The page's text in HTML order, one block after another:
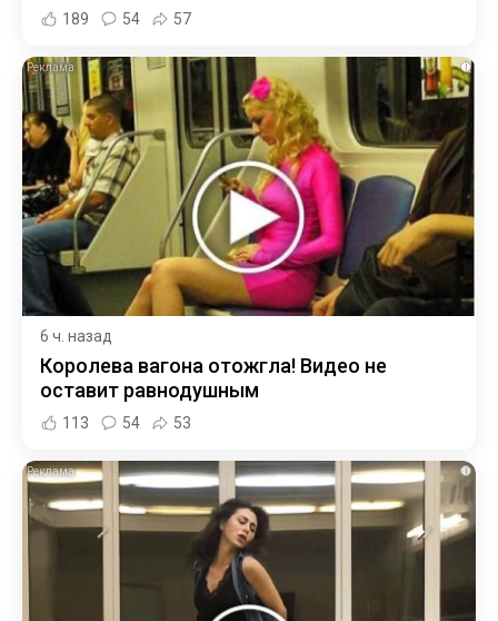
189 54 57
i
6 ч. назад
Королева вагона отожгла! Видео не
оставит равнодушным
113 54 53
i